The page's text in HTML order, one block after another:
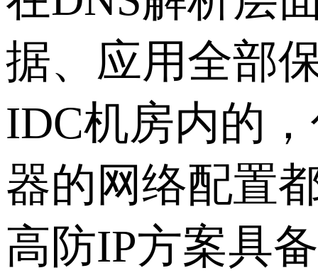
据、应用全部
IDC机房内的
器的网络配置
高防IP方案具